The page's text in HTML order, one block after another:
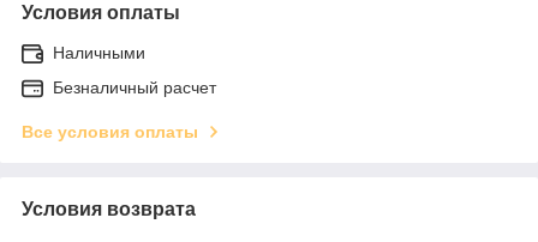
Условия оплаты
Наличными
Безналичный расчет
Все условия оплаты
Условия возврата